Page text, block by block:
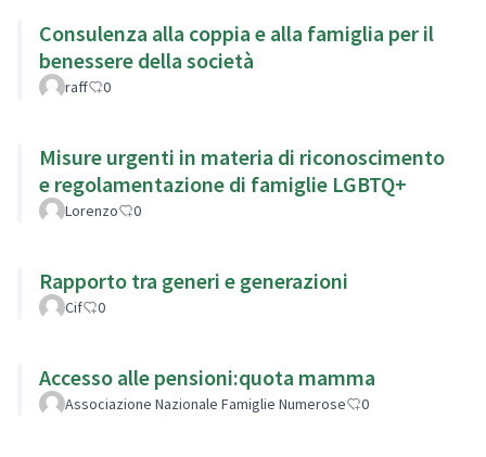
Consulenza alla coppia e alla famiglia per il
benessere della società
raff 0
Misure urgenti in materia di riconoscimento
e regolamentazione di famiglie LGBTQ+
Lorenzo 0
Rapporto tra generi e generazioni
Cif 0
Accesso alle pensioni:quota mamma
Associazione Nazionale Famiglie Numerose 0